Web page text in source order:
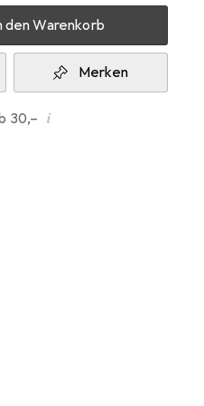
den Warenkorb
Merken
30,– i